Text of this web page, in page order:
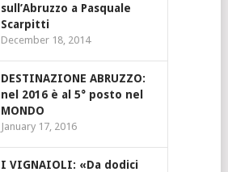
sull’Abruzzo a Pasquale
Scarpitti
December 18, 2014
DESTINAZIONE ABRUZZO:
nel 2016 è al 5° posto nel
MONDO
January 17, 2016
I VIGNAIOLI: «Da dodici